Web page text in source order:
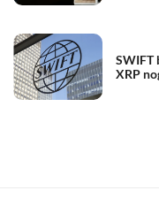
SWIFT
XRP